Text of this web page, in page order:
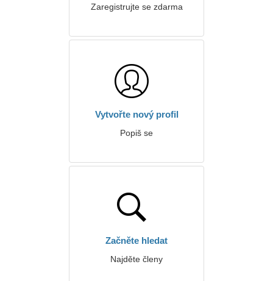
Zaregistrujte se zdarma
Vytvořte nový profil
Popiš se
Začněte hledat
Najděte členy